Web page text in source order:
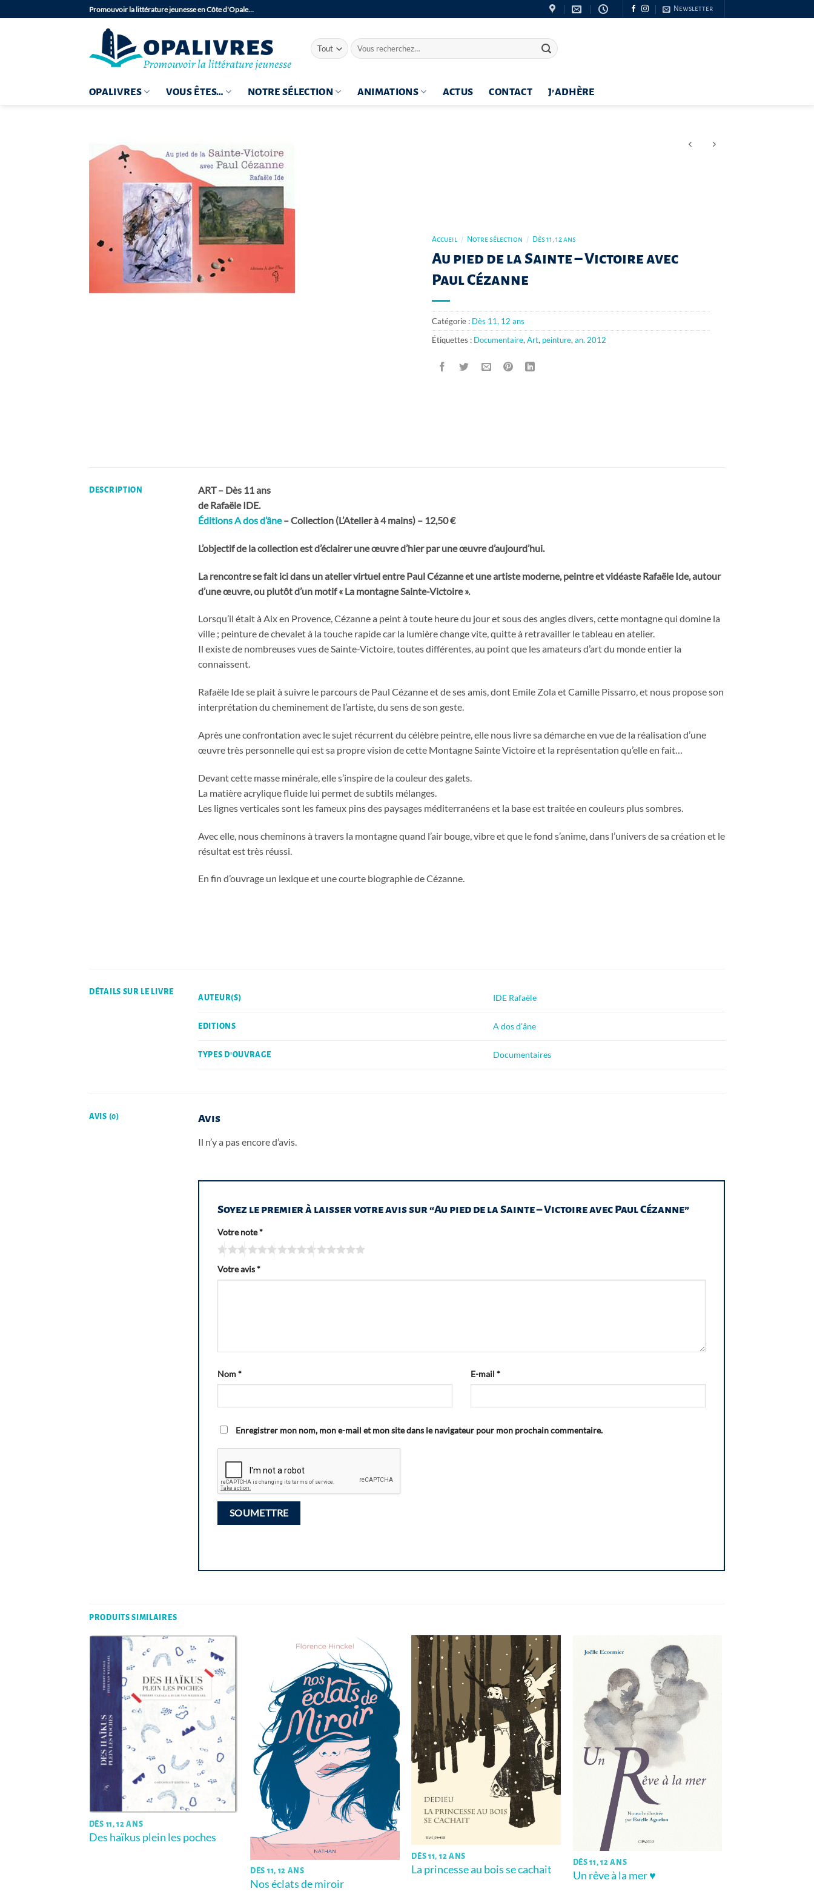
au
Promouvoir la littérature jeunesse en Côte d'Opale… Newsletter
Recherche
pour :
OPALIVRES VOUS ÊTES… NOTRE SÉLECTION ANIMATIONS ACTUS CONTACT J’ADHÈRE
Accueil / Notre sélection / Dès 11, 12 ans
Au pied de la Sainte – Victoire avec
Paul Cézanne
Catégorie : Dès 11, 12 ans
Étiquettes : Documentaire, Art, peinture, an. 2012
DESCRIPTION
ART – Dès 11 ans
de Rafaële IDE.
Éditions A dos d’âne– Collection (L’Atelier à 4 mains) – 12,50 €
L’objectif de la collection est d’éclairer une œuvre d’hier par une œuvre d’aujourd’hui.
La rencontre se fait ici dans un atelier virtuel entre Paul Cézanne et une artiste moderne, peintre et vidéaste Rafaële Ide, autour
d’une œuvre, ou plutôt d’un motif « La montagne Sainte-Victoire ».
Lorsqu’il était à Aix en Provence, Cézanne a peint à toute heure du jour et sous des angles divers, cette montagne qui domine la
ville ; peinture de chevalet à la touche rapide car la lumière change vite, quitte à retravailler le tableau en atelier.
Il existe de nombreuses vues de Sainte-Victoire, toutes différentes, au point que les amateurs d’art du monde entier la
connaissent.
Rafaële Ide se plait à suivre le parcours de Paul Cézanne et de ses amis, dont Emile Zola et Camille Pissarro, et nous propose son
interprétation du cheminement de l’artiste, du sens de son geste.
Après une confrontation avec le sujet récurrent du célèbre peintre, elle nous livre sa démarche en vue de la réalisation d’une
œuvre très personnelle qui est sa propre vision de cette Montagne Sainte Victoire et la représentation qu’elle en fait…
Devant cette masse minérale, elle s’inspire de la couleur des galets.
La matière acrylique fluide lui permet de subtils mélanges.
Les lignes verticales sont les fameux pins des paysages méditerranéens et la base est traitée en couleurs plus sombres.
Avec elle, nous cheminons à travers la montagne quand l’air bouge, vibre et que le fond s’anime, dans l’univers de sa création et le
résultat est très réussi.
En fin d’ouvrage un lexique et une courte biographie de Cézanne.
DÉTAILS SUR LE LIVRE
AUTEUR(S) IDE Rafaële
EDITIONS A dos d'âne
TYPES D'OUVRAGE Documentaires
AVIS (0) Avis
Il n’y a pas encore d’avis.
Soyez le premier à laisser votre avis sur “Au pied de la Sainte – Victoire avec Paul Cézanne”
Votre note*
Votre avis*
Nom* E-mail *
Enregistrer mon nom, mon e-mail et mon site dans le navigateur pour mon prochain commentaire.
PRODUITS SIMILAIRES
DÈS 11, 12 ANS
Des haïkus plein les poches
DÈS 11, 12 ANS
Nos éclats de miroir
DÈS 11, 12 ANS
La princesse au bois se cachait
DÈS 11, 12 ANS
Un rêve à la mer ♥